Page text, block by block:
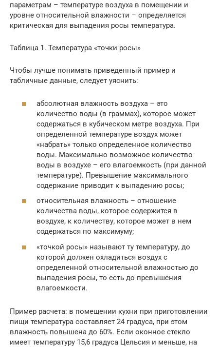
параметрам – температуре воздуха в помещении и
уровне относительной влажности – определяется
критическая для выпадения росы температура.
Таблица 1. Температура «точки росы»
Чтобы лучше понимать приведенный пример и
табличные данные, следует уяснить:
абсолютная влажность воздуха – это
количество воды (в граммах), которое может
содержаться в кубическом метре воздуха. При
определенной температуре воздух может
«набрать» только определенное количество
воды. Максимально возможное количество
воды в воздухе – его влагоемкость (при данной
температуре). Превышение максимального
содержание приводит к выпадению росы;
относительная влажность – отношение
количества воды, которое содержится в
воздухе, к количеству, которое может в нем
содержаться по максимуму;
«точкой росы» называют ту температуру, до
которой должен охладиться воздух с
определенной относительной влажностью до
выпадения росы, то есть до превышения
влагоемкости.
Пример расчета: в помещении кухни при приготовлении
пищи температура составляет 24 градуса, при этом
влажность повышена до 60%. Если оконное стекло
имеет температуру 15,6 градуса Цельсия и меньше, на